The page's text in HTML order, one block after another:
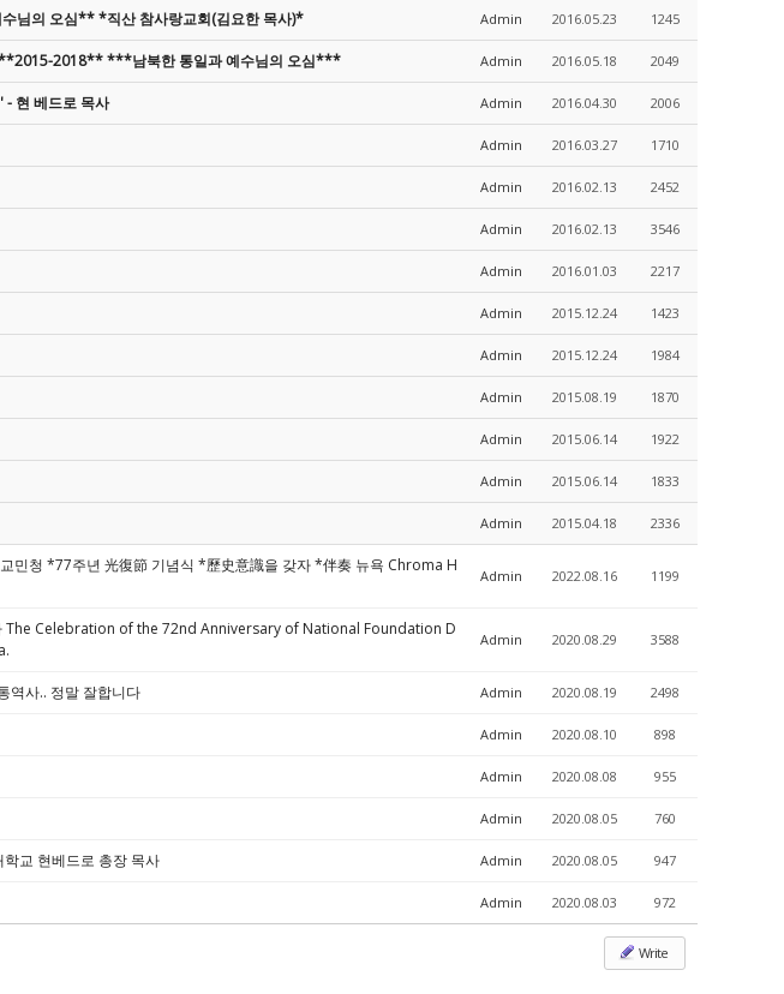
님의 오심** *직산 참사랑교회(김요한 목사)* Admin 2016.05.23 1245
2018** ***남북한 통일과 예수님의 오심*** Admin 2016.05.18 2049
현 베드로 목사 Admin 2016.04.30 2006
Admin 2016.03.27 1710
Admin 2016.02.13 2452
Admin 2016.02.13 3546
Admin 2016.01.03 2217
Admin 2015.12.24 1423
Admin 2015.12.24 1984
Admin 2015.08.19 1870
Admin 2015.06.14 1922
Admin 2015.06.14 1833
Admin 2015.04.18 2336
민청 *77주년 光復節 기념식 *歷史意識을 갖자 *伴奏 뉴욕 Chroma H
Admin 2022.08.16 1199
The Celebration of the 72nd Anniversary of National Foundation D
Admin 2020.08.29 3588
역사.. 정말 잘합니다 Admin 2020.08.19 2498
Admin 2020.08.10 898
Admin 2020.08.08 955
Admin 2020.08.05 760
교 현베드로 총장 목사 Admin 2020.08.05 947
Admin 2020.08.03 972
Write